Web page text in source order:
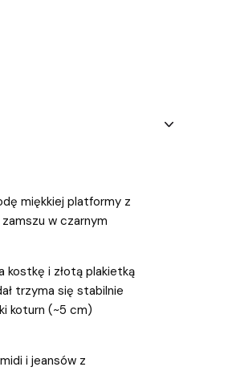
miękkiej platformy z
w czarnym
kostkę i złotą plakietką
trzyma się stabilnie
koturn (~5 cm)
i jeansów z